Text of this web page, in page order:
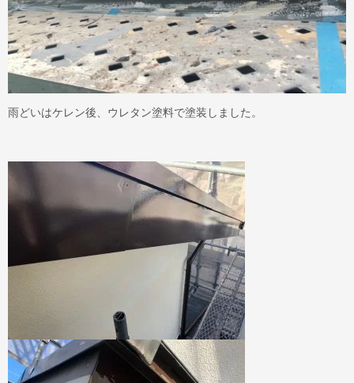
雨どいはケレン後、ウレタン塗料で塗装しました。